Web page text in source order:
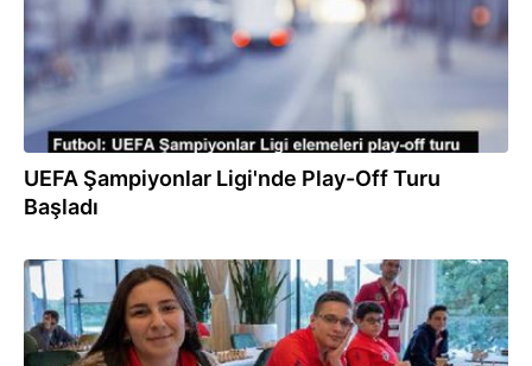
UEFA Şampiyonlar Ligi'nde Play-Off Turu
Başladı
18.08.2023